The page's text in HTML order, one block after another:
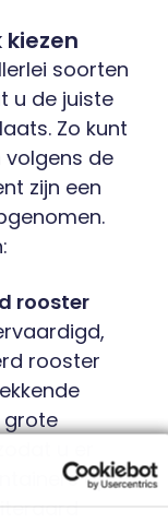
soorten
u de juiste
Zo kunt
volgens de
zijn een
rooster
rooster
grote
op